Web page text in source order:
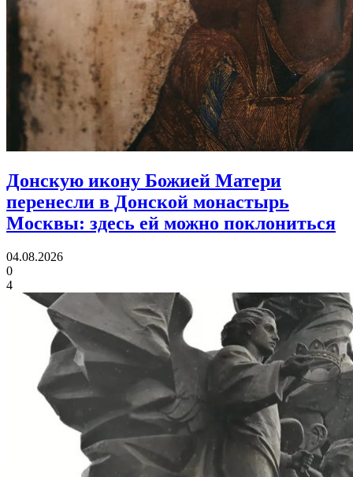
Донскую икону Божией Матери
перенесли в Донской монастырь
Москвы: здесь ей можно поклониться
04.08.2026
0
4